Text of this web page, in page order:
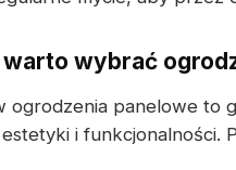
wybrać
ogrodzenia panelowe to
i funkcjonalności.